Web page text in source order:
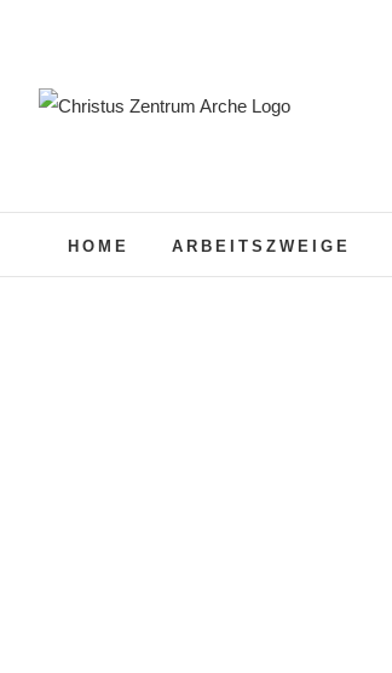
springen
HOME ARBEITSZWEIGE